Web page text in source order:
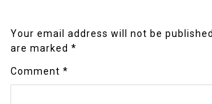
Your email address will not be published.
are marked *
Comment *